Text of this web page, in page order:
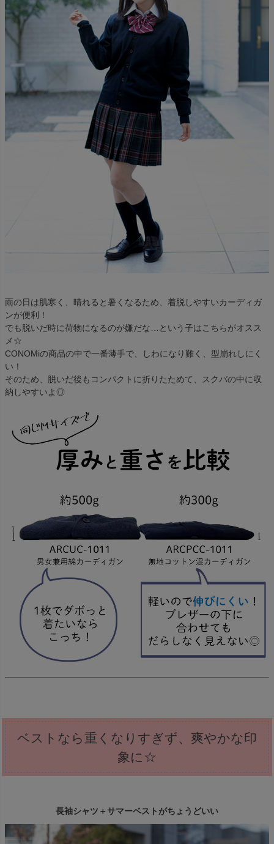
雨の日は肌寒く、晴れると暑くなるため、着脱しやすいカーディガ
ンが便利！
でも脱いだ時に荷物になるのが嫌だな…という子はこちらがオスス
メ☆
CONOMiの商品の中で一番薄手で、しわになり難く、型崩れしにく
い！
そのため、脱いだ後もコンパクトに折りたためて、スクバの中に収
納しやすいよ◎
ベストなら重くなりすぎず、爽やかな印
象に☆
長袖シャツ＋サマーベストがちょうどいい